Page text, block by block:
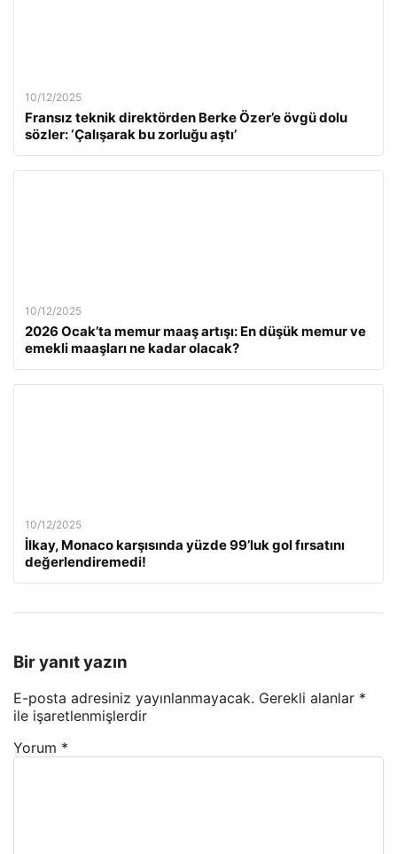
10/12/2025
Fransız teknik direktörden Berke Özer’e övgü dolu
sözler: ‘Çalışarak bu zorluğu aştı’
10/12/2025
2026 Ocak’ta memur maaş artışı: En düşük memur ve
emekli maaşları ne kadar olacak?
10/12/2025
İlkay, Monaco karşısında yüzde 99’luk gol fırsatını
değerlendiremedi!
Bir yanıt yazın
E-posta adresiniz yayınlanmayacak. Gerekli alanlar *
ile işaretlenmişlerdir
Yorum *